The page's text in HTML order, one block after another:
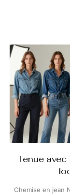
Tenue avec
Chemise en jean